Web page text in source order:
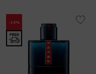
-10%